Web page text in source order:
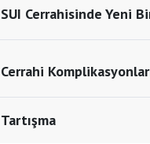
SUI Cerrahisinde Yeni
Cerrahi
Tartışma